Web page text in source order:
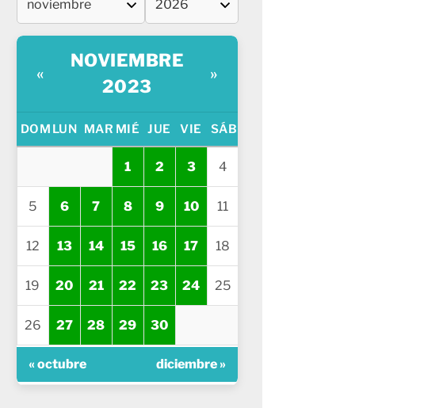
«
NOVIEMBRE
2023
»
DOM LUN MAR MIÉ JUE VIE SÁB
1 2 3 4
5 6 7 8 9 10 11
12 13 14 15 16 17 18
19 20 21 22 23 24 25
26 27 28 29 30
« octubre diciembre »